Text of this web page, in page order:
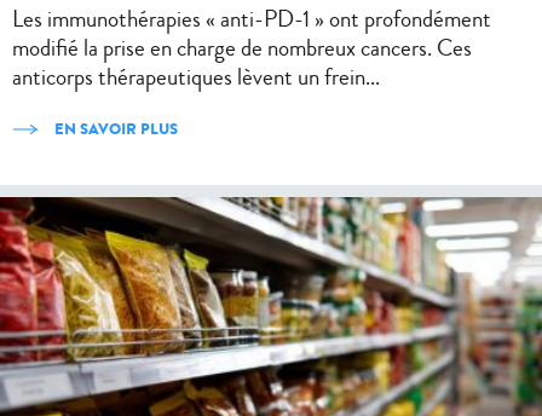
Les immunothérapies « anti-PD-1 » ont profondément
modifié la prise en charge de nombreux cancers. Ces
anticorps thérapeutiques lèvent un frein...
EN SAVOIR PLUS